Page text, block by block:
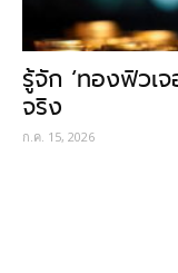
รู้จัก ‘ทองฟิวเ
จริง
ก.ค. 15, 2026